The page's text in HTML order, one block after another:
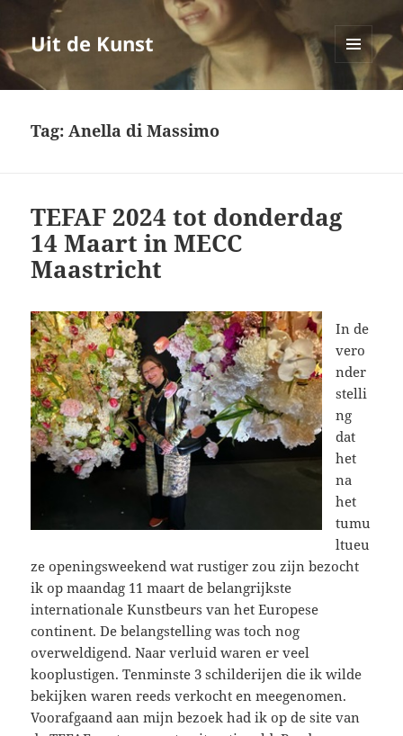
Uit de Kunst
MENU
EN
Tag:Anella di Massimo
TEFAF 2024 tot donderdag
14 Maart in MECC
Maastricht
In de
vero
nder
stelli
ng
dat
het
na
het
tumu
ltueu
ze openingsweekend wat rustiger zou zijn bezocht
ik op maandag 11 maart de belangrijkste
internationale Kunstbeurs van het Europese
continent. De belangstelling was toch nog
overweldigend. Naar verluid waren er veel
kooplustigen. Tenminste 3 schilderijen die ik wilde
bekijken waren reeds verkocht en meegenomen.
Voorafgaand aan mijn bezoek had ik op de site van